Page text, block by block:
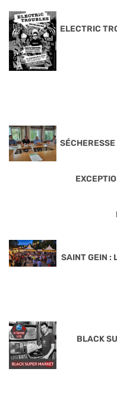
ELECTRIC
SAINT GEIN :
BLACK